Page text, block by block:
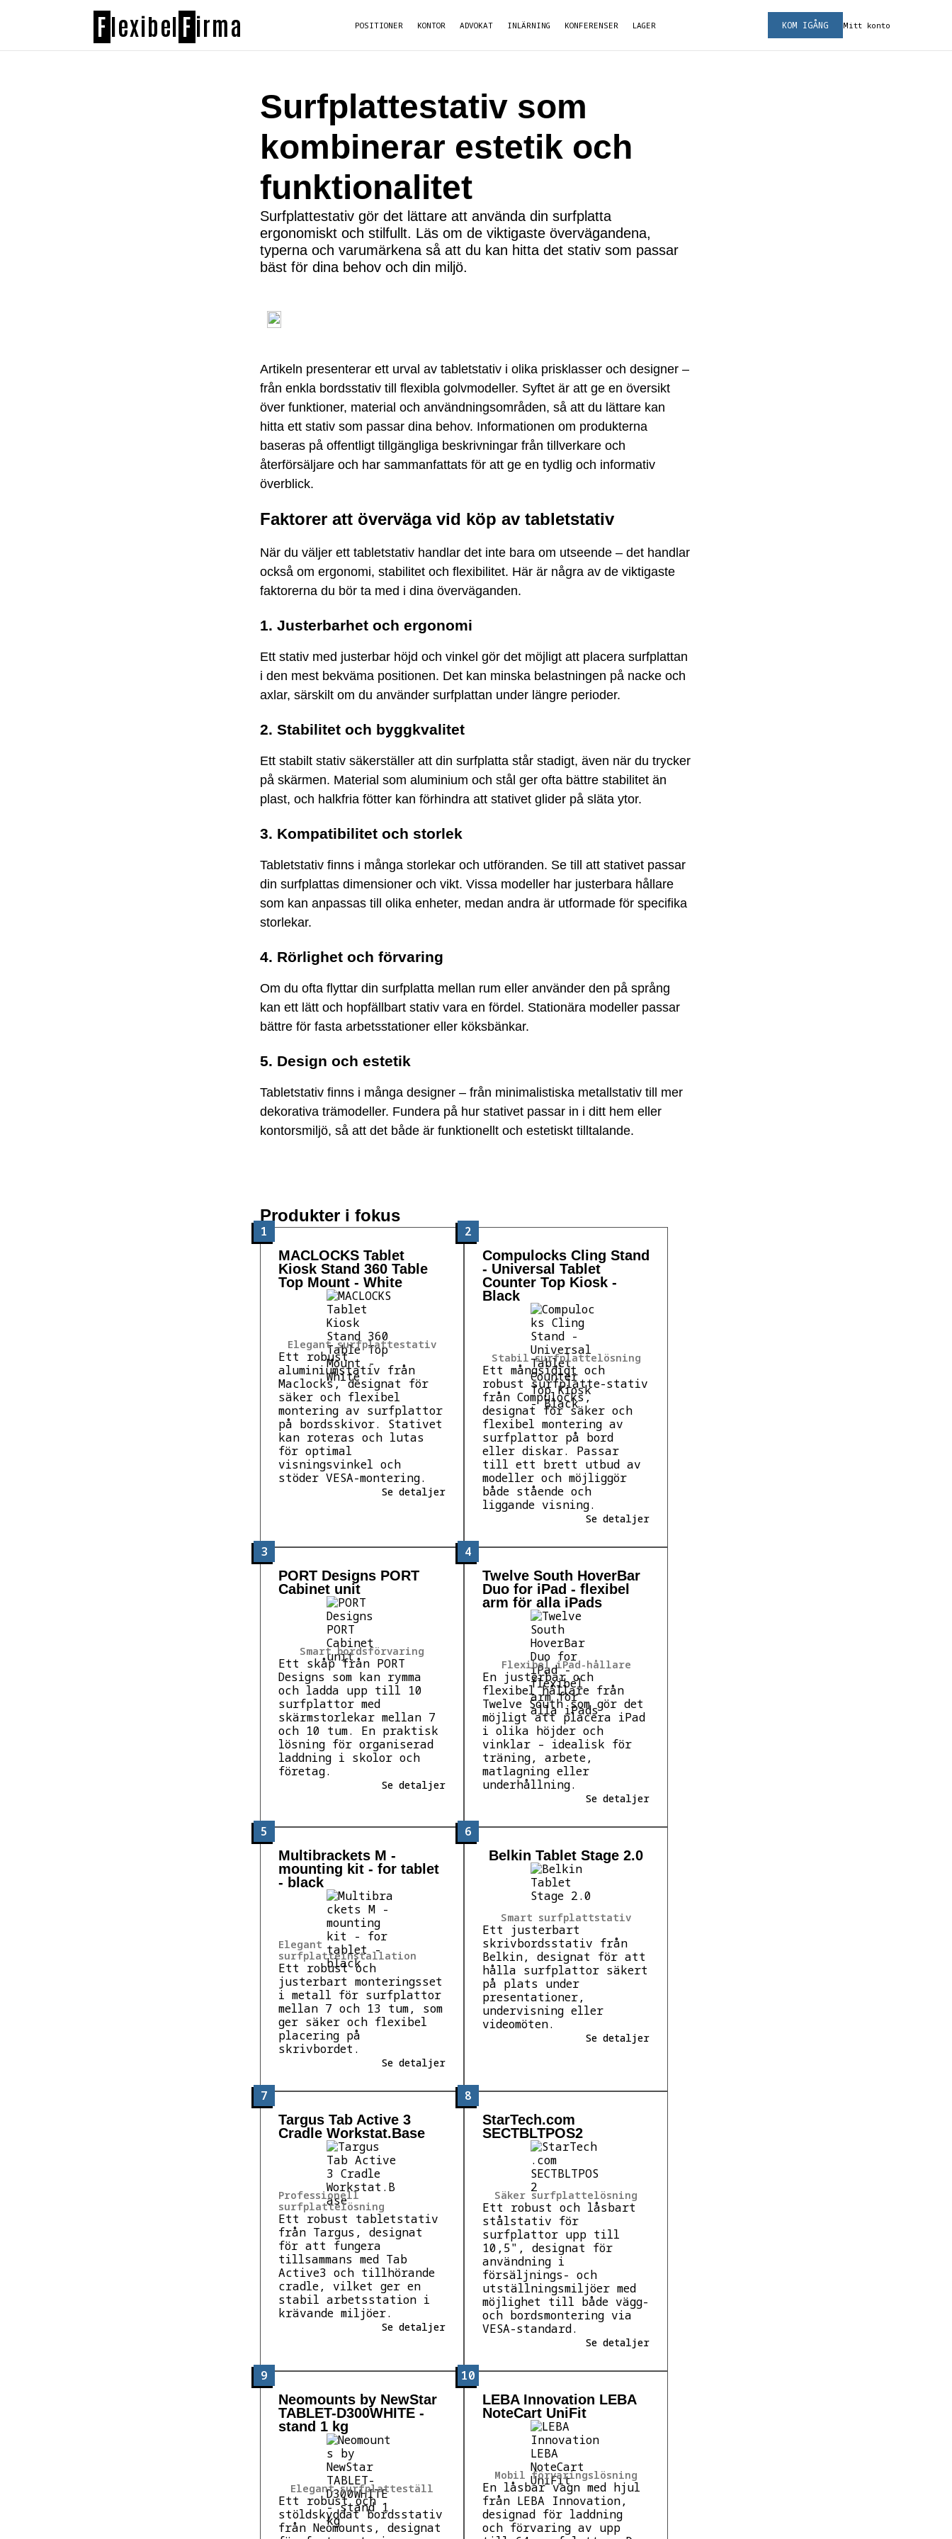
F lexibel F irma POSITIONER KONTOR ADVOKAT INLÄRNING KONFERENSER LAGER Mitt konto
KOM IGÅNG
Surfplattestativ som
kombinerar estetik och
funktionalitet
Surfplattestativ gör det lättare att använda din surfplatta
ergonomiskt och stilfullt. Läs om de viktigaste övervägandena,
typerna och varumärkena så att du kan hitta det stativ som passar
bäst för dina behov och din miljö.
Artikeln presenterar ett urval av tabletstativ i olika prisklasser och designer –
från enkla bordsstativ till flexibla golvmodeller. Syftet är att ge en översikt
över funktioner, material och användningsområden, så att du lättare kan
hitta ett stativ som passar dina behov. Informationen om produkterna
baseras på offentligt tillgängliga beskrivningar från tillverkare och
återförsäljare och har sammanfattats för att ge en tydlig och informativ
överblick.
Faktorer att överväga vid köp av tabletstativ
När du väljer ett tabletstativ handlar det inte bara om utseende – det handlar
också om ergonomi, stabilitet och flexibilitet. Här är några av de viktigaste
faktorerna du bör ta med i dina överväganden.
1. Justerbarhet och ergonomi
Ett stativ med justerbar höjd och vinkel gör det möjligt att placera surfplattan
i den mest bekväma positionen. Det kan minska belastningen på nacke och
axlar, särskilt om du använder surfplattan under längre perioder.
2. Stabilitet och byggkvalitet
Ett stabilt stativ säkerställer att din surfplatta står stadigt, även när du trycker
på skärmen. Material som aluminium och stål ger ofta bättre stabilitet än
plast, och halkfria fötter kan förhindra att stativet glider på släta ytor.
3. Kompatibilitet och storlek
Tabletstativ finns i många storlekar och utföranden. Se till att stativet passar
din surfplattas dimensioner och vikt. Vissa modeller har justerbara hållare
som kan anpassas till olika enheter, medan andra är utformade för specifika
storlekar.
4. Rörlighet och förvaring
Om du ofta flyttar din surfplatta mellan rum eller använder den på språng
kan ett lätt och hopfällbart stativ vara en fördel. Stationära modeller passar
bättre för fasta arbetsstationer eller köksbänkar.
5. Design och estetik
Tabletstativ finns i många designer – från minimalistiska metallstativ till mer
dekorativa trämodeller. Fundera på hur stativet passar in i ditt hem eller
kontorsmiljö, så att det både är funktionellt och estetiskt tilltalande.
Produkter i fokus
1
Elegant surfplattestativ
MACLOCKS Tablet
Kiosk Stand 360 Table
Top Mount - White
Ett robust
aluminiumstativ från
Maclocks, designat för
säker och flexibel
montering av surfplattor
på bordsskivor. Stativet
kan roteras och lutas
för optimal
visningsvinkel och
stöder VESA-montering.
Se detaljer
2
Stabil surfplattelösning
Compulocks Cling Stand
- Universal Tablet
Counter Top Kiosk -
Black
Ett mångsidigt och
robust surfplatte-stativ
från Compulocks,
designat för säker och
flexibel montering av
surfplattor på bord
eller diskar. Passar
till ett brett utbud av
modeller och möjliggör
både stående och
liggande visning.
Se detaljer
3
Smart bordsförvaring
PORT Designs PORT
Cabinet unit
Ett skåp från PORT
Designs som kan rymma
och ladda upp till 10
surfplattor med
skärmstorlekar mellan 7
och 10 tum. En praktisk
lösning för organiserad
laddning i skolor och
företag.
Se detaljer
4
Flexibel iPad-hållare
Twelve South HoverBar
Duo for iPad - flexibel
arm för alla iPads
En justerbar och
flexibel hållare från
Twelve South som gör det
möjligt att placera iPad
i olika höjder och
vinklar – idealisk för
träning, arbete,
matlagning eller
underhållning.
Se detaljer
5
Elegant
surfplatteinstallation
Multibrackets M -
mounting kit - for tablet
- black
Ett robust och
justerbart monteringsset
i metall för surfplattor
mellan 7 och 13 tum, som
ger säker och flexibel
placering på
skrivbordet.
Se detaljer
6
Smart surfplattstativ
Belkin Tablet Stage 2.0
Ett justerbart
skrivbordsstativ från
Belkin, designat för att
hålla surfplattor säkert
på plats under
presentationer,
undervisning eller
videomöten.
Se detaljer
7
Professionell
surfplattelösning
Targus Tab Active 3
Cradle Workstat.Base
Ett robust tabletstativ
från Targus, designat
för att fungera
tillsammans med Tab
Active3 och tillhörande
cradle, vilket ger en
stabil arbetsstation i
krävande miljöer.
Se detaljer
8
Säker surfplattelösning
StarTech.com
SECTBLTPOS2
Ett robust och låsbart
stålstativ för
surfplattor upp till
10,5", designat för
användning i
försäljnings- och
utställningsmiljöer med
möjlighet till både vägg-
och bordsmontering via
VESA-standard.
Se detaljer
9
Elegant surfplatteställ
Neomounts by NewStar
TABLET-D300WHITE -
stand 1 kg
Ett robust och
stöldskyddat bordsstativ
från Neomounts, designat
10
Mobil förvaringslösning
LEBA Innovation LEBA
NoteCart UniFit
En låsbar vagn med hjul
från LEBA Innovation,
designad för laddning
och förvaring av upp